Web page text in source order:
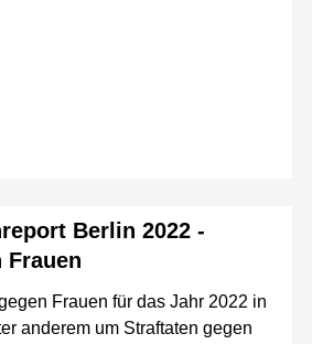
Berlin 2022 -
Frauen
Frauen für das Jahr 2022 in
anderem um Straftaten gegen